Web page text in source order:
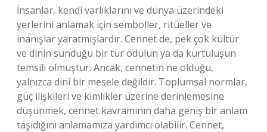
İnsanlar, kendi varlıklarını ve dünya üzerindeki
yerlerini anlamak için semboller, ritüeller ve
inanışlar yaratmışlardır. Cennet de, pek çok kültür
ve dinin sunduğu bir tür ödülün ya da kurtuluşun
temsili olmuştur. Ancak, cennetin ne olduğu,
yalnızca dini bir mesele değildir. Toplumsal normlar,
güç ilişkileri ve kimlikler üzerine derinlemesine
düşünmek, cennet kavramının daha geniş bir anlam
taşıdığını anlamamıza yardımcı olabilir. Cennet,